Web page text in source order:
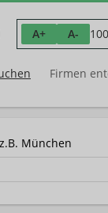
A+ A-
Firmen
z.B. München